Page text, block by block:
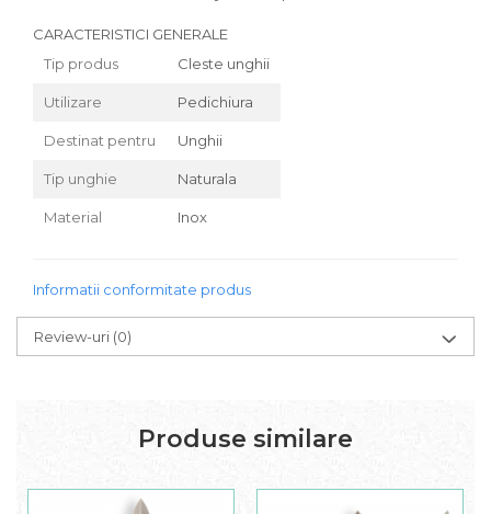
CARACTERISTICI GENERALE
Tip produs
Cleste unghii
Utilizare Pedichiura
Destinat pentru Unghii
Tip unghie Naturala
Material Inox
Informatii conformitate produs
Review-uri (0)
Produse similare